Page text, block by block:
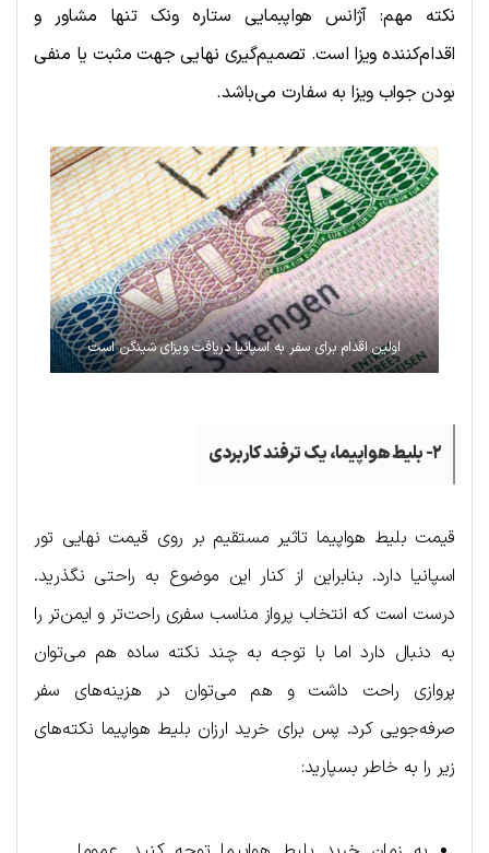
نکته مهم: آژانس هواپبمایی ستاره ونک تنها مشاور و
اقدام‌کننده ویزا است. تصمیم‌گیری نهایی جهت مثبت یا منفی
بودن جواب ویزا به سفارت می‌باشد.
اولین اقدام برای سفر به اسپانیا دریافت ویزای شینگن است
۲- بلیط هواپیما، یک ترفند کاربردی
قیمت بلیط هواپیما تاثیر مستقیم بر روی قیمت نهایی تور
اسپانیا دارد. بنابراین از کنار این موضوع به راحتی نگذرید.
درست است که انتخاب پرواز مناسب سفری راحت‌تر و ایمن‌تر را
به دنبال دارد اما با توجه به چند نکته ساده هم می‌توان
پروازی راحت داشت و هم می‌توان در هزینه‌های سفر
صرفه‌جویی کرد. پس برای خرید ارزان بلیط هواپیما نکته‌های
زیر را به خاطر بسپارید: